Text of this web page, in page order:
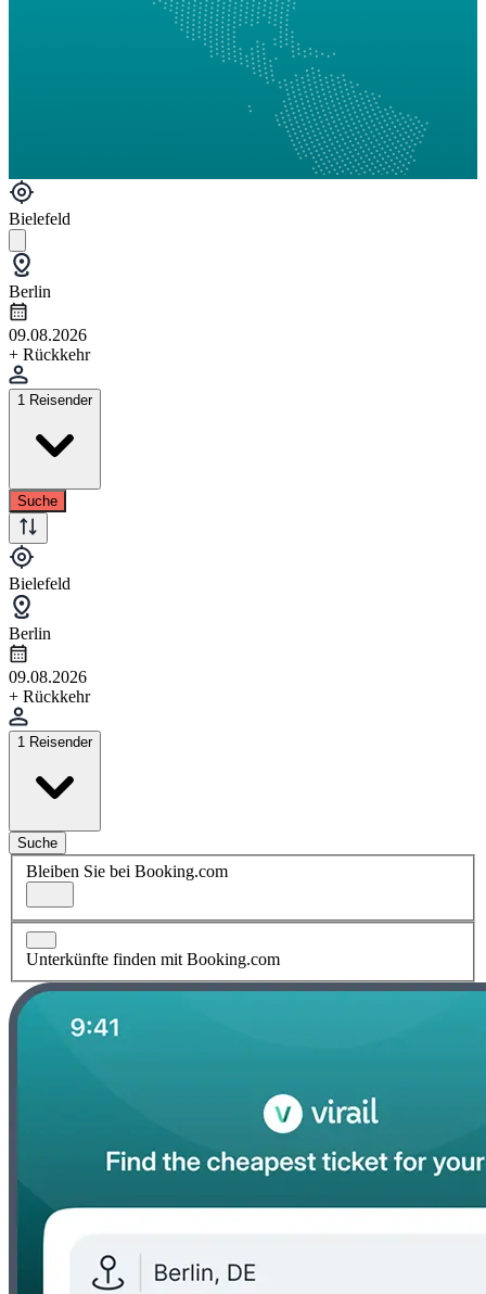
Bielefeld
Berlin
09.08.2026
+ Rückkehr
1 Reisender
Suche
Bielefeld
Berlin
09.08.2026
+ Rückkehr
1 Reisender
Suche
Bleiben Sie bei Booking.com
Unterkünfte finden mit Booking.com